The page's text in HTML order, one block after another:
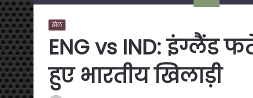
खेल
ENG vs IND: इंग्लैंड
हुए भारतीय खिलाड़ी